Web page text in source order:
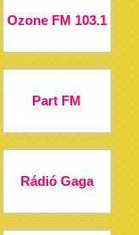
Ozone FM 103.1
Part FM
Rádió Gaga